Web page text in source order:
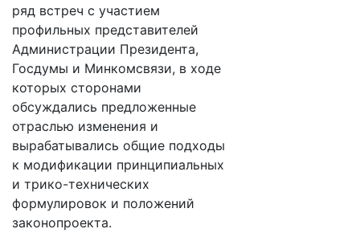
ряд встреч с участием
профильных представителей
Администрации Президента,
Госдумы и Минкомсвязи, в ходе
которых сторонами
обсуждались предложенные
отраслью изменения и
вырабатывались общие подходы
к модификации принципиальных
и трико-технических
формулировок и положений
законопроекта.